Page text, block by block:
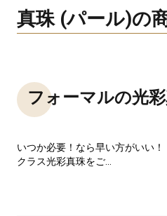
真珠 (パール)の
フォーマルの光
いつか必要！なら早い方がいい
クラス光彩真珠をご...